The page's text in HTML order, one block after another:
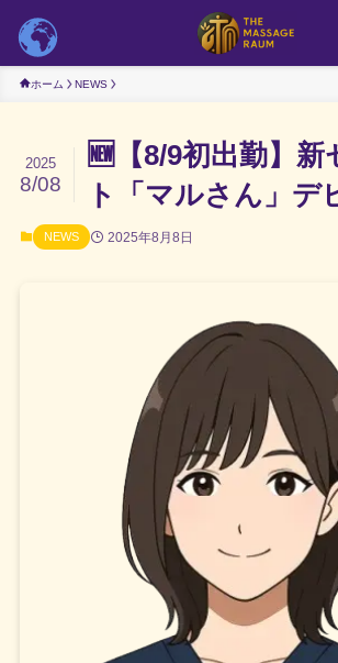
ホーム NEWS
🆕【8/9初出勤】新
ト「マルさん」デ
2025
8/08
NEWS 2025年8月8日